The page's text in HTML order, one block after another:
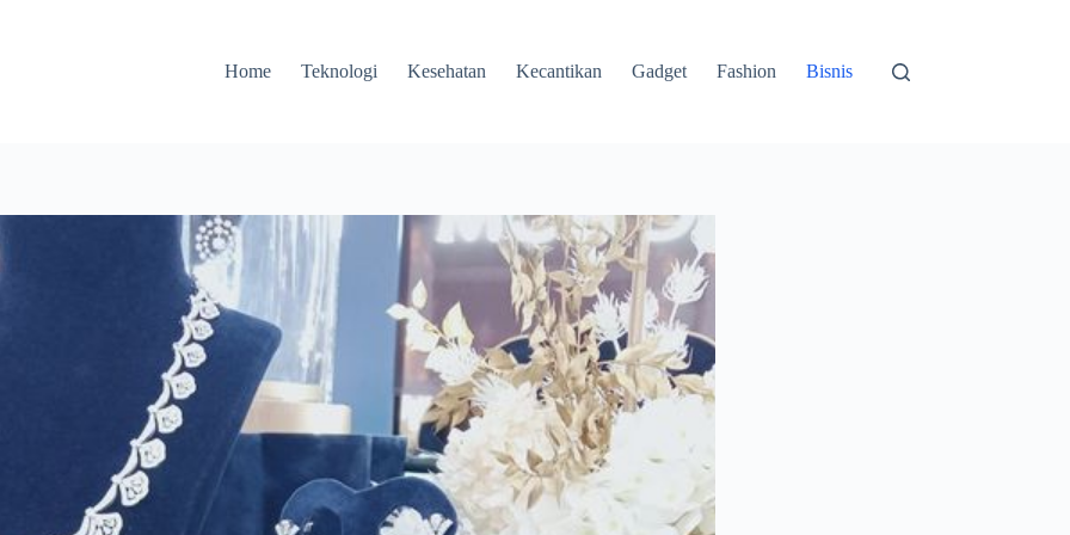
Home
Teknologi Kesehatan Kecantikan Gadget Fashion Bisnis